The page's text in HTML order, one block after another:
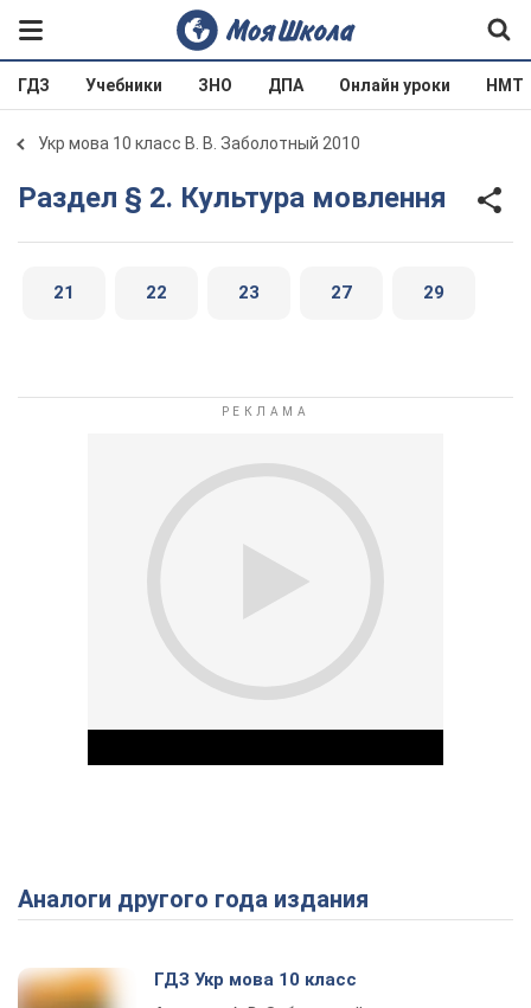
ГДЗ Учебники ЗНО ДПА Онлайн уроки НМТ
Укр мова 10 класс В. В. Заболотный 2010
Раздел § 2. Культура мовлення
21 22 23 27 29
Play Video
Аналоги другого года издания
ГДЗ Укр мова 10 класс